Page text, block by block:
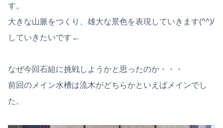
す。
大きな山脈をつくり、雄大な景色を表現していきます(^^)/
していきたいです←
なぜ今回石組に挑戦しようかと思ったのか・・・
前回のメイン水槽は流木がどちらかといえばメインでし
た。